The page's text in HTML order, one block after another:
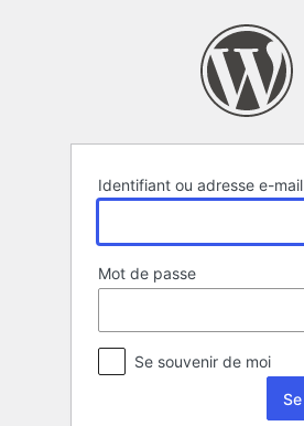
Identifiant ou adresse e-mail
Mot de passe
Se souvenir de moi